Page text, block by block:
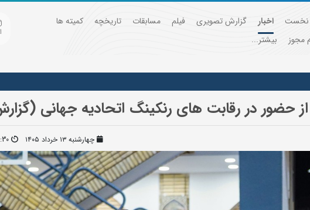
نخست اخبار گزارش تصویری فیلم مسابقات تاریخچه
کمیته ها
مجوز
بیشتر...
حضور در رقابت های رنکینگ اتحادیه جهانی
چهارشنبه ۱۳ خرداد ۱۴۰۵